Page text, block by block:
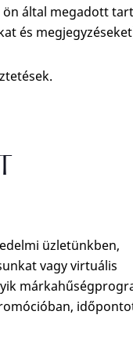
által megadott
és
üzletünkben,
vagy virtuális